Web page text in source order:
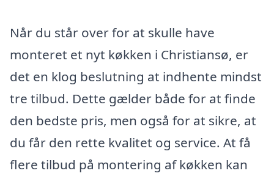
Når du står over for at skulle have
monteret et nyt køkken i Christiansø, er
det en klog beslutning at indhente mindst
tre tilbud. Dette gælder både for at finde
den bedste pris, men også for at sikre, at
du får den rette kvalitet og service. At få
flere tilbud på montering af køkken kan